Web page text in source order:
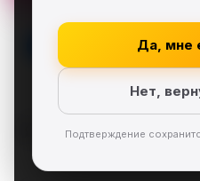
Да, мне
Нет,
Подтверждение